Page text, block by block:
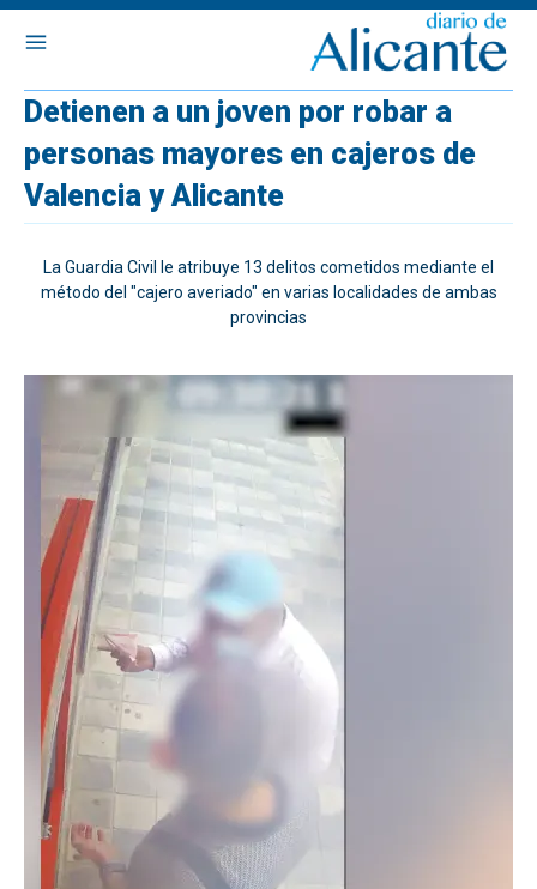
Detienen a un joven por robar a
personas mayores en cajeros de
Valencia y Alicante
La Guardia Civil le atribuye 13 delitos cometidos mediante el
método del "cajero averiado" en varias localidades de ambas
provincias